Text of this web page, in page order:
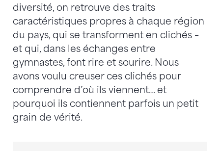
diversité, on retrouve des traits
caractéristiques propres à chaque région
du pays, qui se transforment en clichés –
et qui, dans les échanges entre
gymnastes, font rire et sourire. Nous
avons voulu creuser ces clichés pour
comprendre d’où ils viennent… et
pourquoi ils contiennent parfois un petit
grain de vérité.